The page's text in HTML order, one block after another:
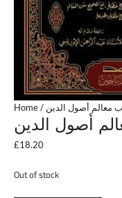
Home/ معالم أصول الدين
أصول الدين
£18.20
Out of stock